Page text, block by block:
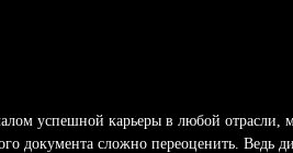
успешной карьеры в любой
документа сложно переоценить.